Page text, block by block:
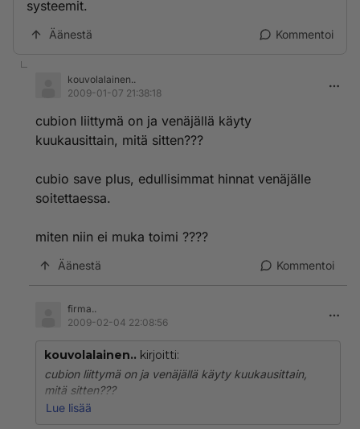
systeemit.
Äänestä Kommentoi
kouvolalainen..
2009-01-07 21:38:18
cubion liittymä on ja venäjällä käyty
kuukausittain, mitä sitten???
cubio save plus, edullisimmat hinnat venäjälle
soitettaessa.
miten niin ei muka toimi ????
Äänestä Kommentoi
firma..
2009-02-04 22:08:56
kouvolalainen.. kirjoitti:
cubion liittymä on ja venäjällä käyty kuukausittain,
mitä sitten???
Lue lisää